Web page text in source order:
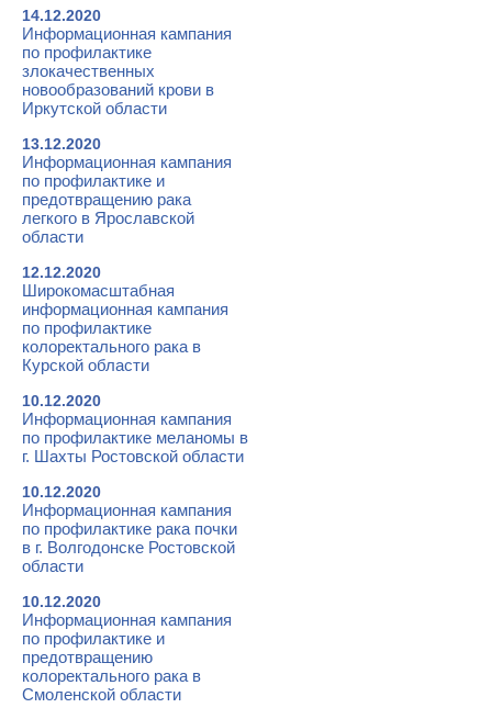
14.12.2020
Информационная кампания
по профилактике
злокачественных
новообразований крови в
Иркутской области
13.12.2020
Информационная кампания
по профилактике и
предотвращению рака
легкого в Ярославской
области
12.12.2020
Широкомасштабная
информационная кампания
по профилактике
колоректального рака в
Курской области
10.12.2020
Информационная кампания
по профилактике меланомы в
г. Шахты Ростовской области
10.12.2020
Информационная кампания
по профилактике рака почки
в г. Волгодонске Ростовской
области
10.12.2020
Информационная кампания
по профилактике и
предотвращению
колоректального рака в
Смоленской области